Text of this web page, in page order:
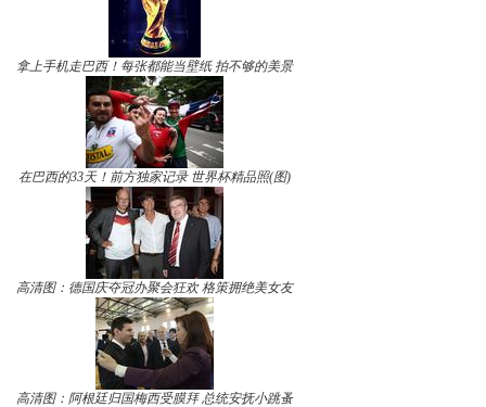
拿上手机走巴西！每张都能当壁纸 拍不够的美景
在巴西的33天！前方独家记录 世界杯精品照(图)
高清图：德国庆夺冠办聚会狂欢 格策拥绝美女友
高清图：阿根廷归国梅西受膜拜 总统安抚小跳蚤